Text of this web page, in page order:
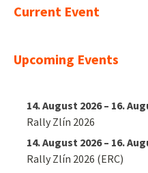
Current Event
Upcoming Events
14. August 2026– 16.
Rally Zlín 2026
14. August 2026– 16.
Rally Zlín 2026 (ERC)